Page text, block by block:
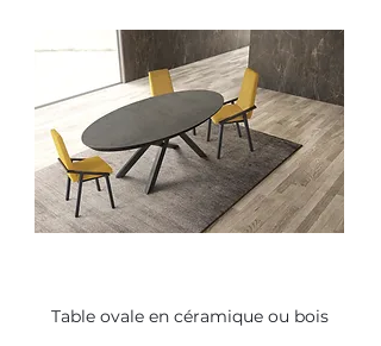
Table ovale en céramique ou bois